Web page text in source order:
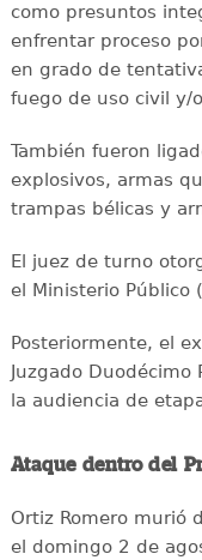
como presuntos
enfrentar proceso
en grado de
fuego de uso civil y/
También fueron
explosivos, armas
trampas bélicas y
El juez de turno
el Ministerio Público
Posteriormente, el
Juzgado
la audiencia de
Ataque dentro del
Ortiz Romero murió
el domingo 2 de